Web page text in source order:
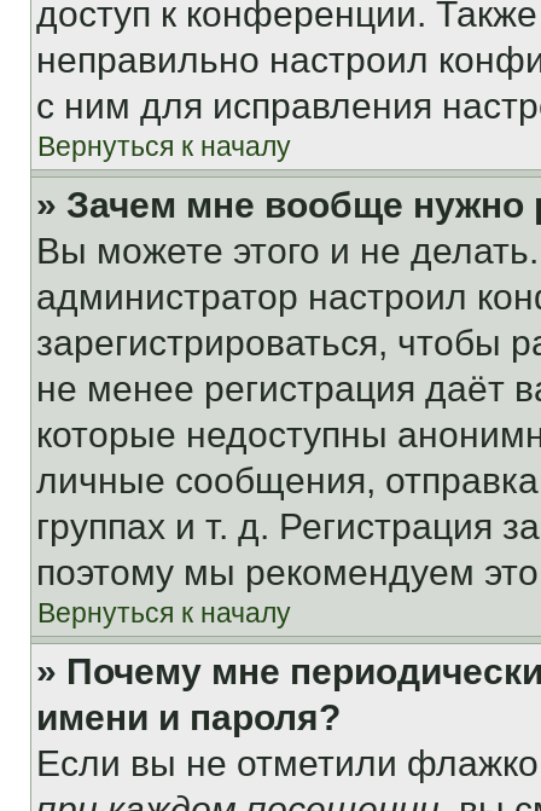
доступ к конференции.
неправильно настроил
с ним для исправления
Вернуться к началу
» Зачем мне вообще нужно
Вы можете этого и не
администратор настроил
зарегистрироваться, чтобы
не менее регистрация даёт
которые недоступны
личные сообщения,
группах и т. д. Регистрация
поэтому мы рекомендуем
Вернуться к началу
» Почему мне
имени и пароля?
Если вы не отметили